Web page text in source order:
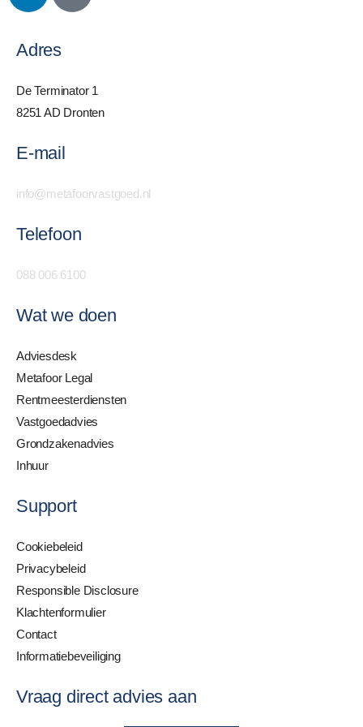
Adres
De Terminator 1
8251 AD Dronten
E-mail
info@metafoorvastgoed.nl
Telefoon
088 006 6100
Wat we doen
Adviesdesk
Metafoor Legal
Rentmeesterdiensten
Vastgoedadvies
Grondzakenadvies
Inhuur
Support
Cookiebeleid
Privacybeleid
Responsible Disclosure
Klachtenformulier
Contact
Informatiebeveiliging
Vraag direct advies aan